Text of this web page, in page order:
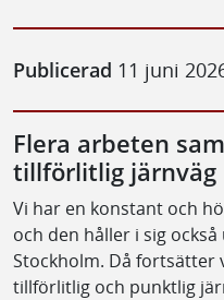
Publicerad 11 juni
Flera arbeten
tillförlitlig järnväg
Vi har en konstant och
och den håller i sig
Stockholm. Då fortsätter
tillförlitlig och punktlig